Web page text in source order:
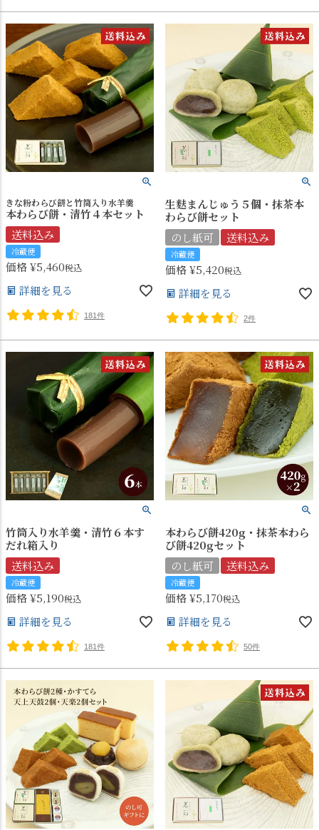
きな粉わらび餅と竹筒入り水羊羹
本わらび餅・清竹４本セット
送料込み
冷蔵便
価格¥5,460税込
詳細を見る
181件
生麩まんじゅう５個・抹茶本
わらび餅セット
のし紙可
送料込み
冷蔵便
価格¥5,420税込
詳細を見る
2件
竹筒入り水羊羹・清竹６本す
だれ箱入り
送料込み
冷蔵便
価格¥5,190税込
詳細を見る
181件
本わらび餅420g・抹茶本わら
び餅420gセット
のし紙可
送料込み
冷蔵便
価格¥5,170税込
詳細を見る
50件